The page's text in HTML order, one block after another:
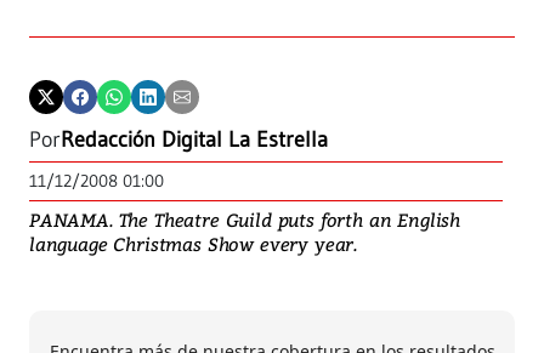
PorRedacción Digital La Estrella
11/12/2008 01:00
PANAMA. The Theatre Guild puts forth an English
language Christmas Show every year.